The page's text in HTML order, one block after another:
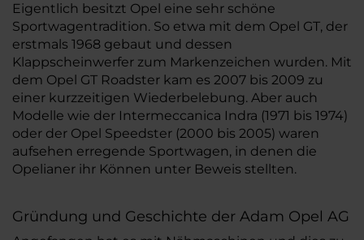
Eigentlich besitzt Opel eine sehr schöne
Sportwagentradition. So etwa mit dem Opel GT, der
erstmals 1968 gebaut und dessen
Klappscheinwerfer zum Markenzeichen wurden. Mit
dem Opel GT Roadster kam es 2007 bis 2009 zu
einer kurzzeitigen Wiederbelebung. Aber auch
Modelle wie der Intermeccanica Indra (1971 bis 1974)
oder der Opel Speedster (2000 bis 2005) waren
aufsehen erregende Sportwagen, in denen die
Opelianer ihr Können unter Beweis stellten.
Gründung und Geschichte der Adam Opel AG